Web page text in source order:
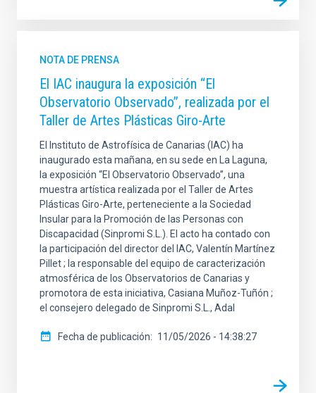
NOTA DE PRENSA
El IAC inaugura la exposición “El
Observatorio Observado”, realizada por el
Taller de Artes Plásticas Giro-Arte
El Instituto de Astrofísica de Canarias (IAC) ha
inaugurado esta mañana, en su sede en La Laguna,
la exposición “El Observatorio Observado”, una
muestra artística realizada por el Taller de Artes
Plásticas Giro-Arte, perteneciente a la Sociedad
Insular para la Promoción de las Personas con
Discapacidad (Sinpromi S.L.). El acto ha contado con
la participación del director del IAC, Valentín Martínez
Pillet ; la responsable del equipo de caracterización
atmosférica de los Observatorios de Canarias y
promotora de esta iniciativa, Casiana Muñoz-Tuñón ;
el consejero delegado de Sinpromi S.L., Adal
Fecha de publicación 11/05/2026 - 14:38:27